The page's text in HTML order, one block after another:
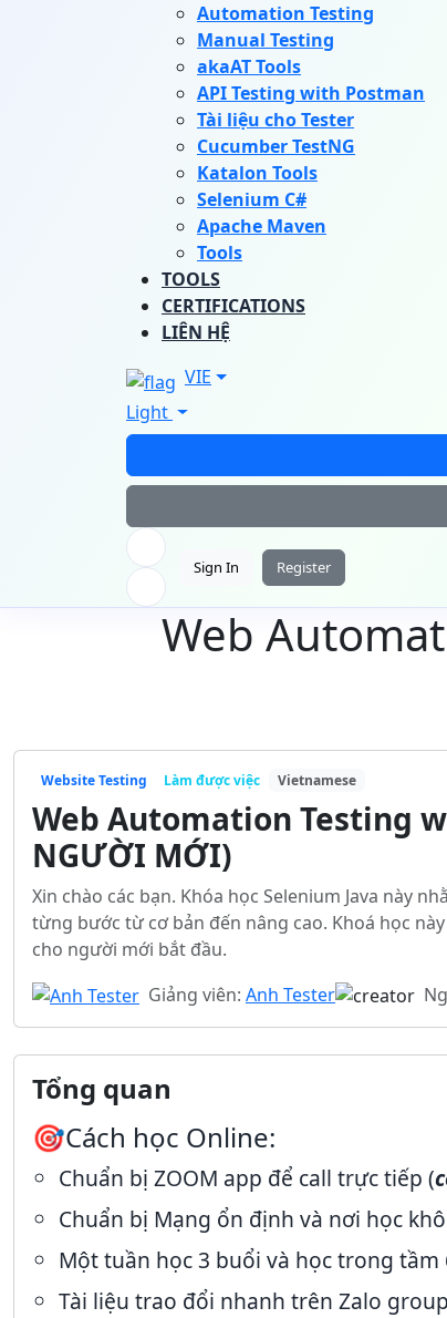
Automation Testing
Manual Testing
akaAT Tools
API Testing with Postman
Tài liệu cho Tester
Cucumber TestNG
Katalon Tools
Selenium C#
Apache Maven
Tools
TOOLS
CERTIFICATIONS
LIÊN HỆ
VIE
Light
Sign In Register
Web
Website Testing Làm được việc Vietnamese
Web Automation Testing
NGƯỜI MỚI)
Xin chào các bạn. Khóa học Selenium Java này
từng bước từ cơ bản đến nâng cao. Khoá học
cho người mới bắt đầu.
Giảng viên: Anh Tester
Tổng quan
🎯Cách học Online:
Chuẩn bị ZOOM app để call trực tiếp (
Chuẩn bị Mạng ổn định và nơi học
Một tuần học 3 buổi và học trong tầm
Tài liệu trao đổi nhanh trên Zalo group